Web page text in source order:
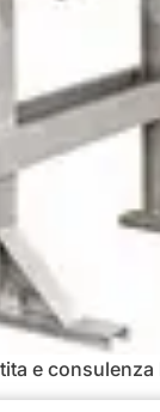
e